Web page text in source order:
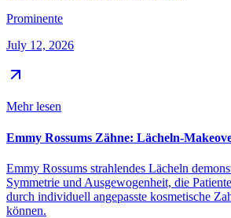
Prominente
July 12, 2026
Mehr lesen
Emmy Rossums Zähne: Lächeln-
Emmy Rossums strahlendes Lächeln
Symmetrie und Ausgewogenheit, die
durch individuell angepasste kosmetische
können.